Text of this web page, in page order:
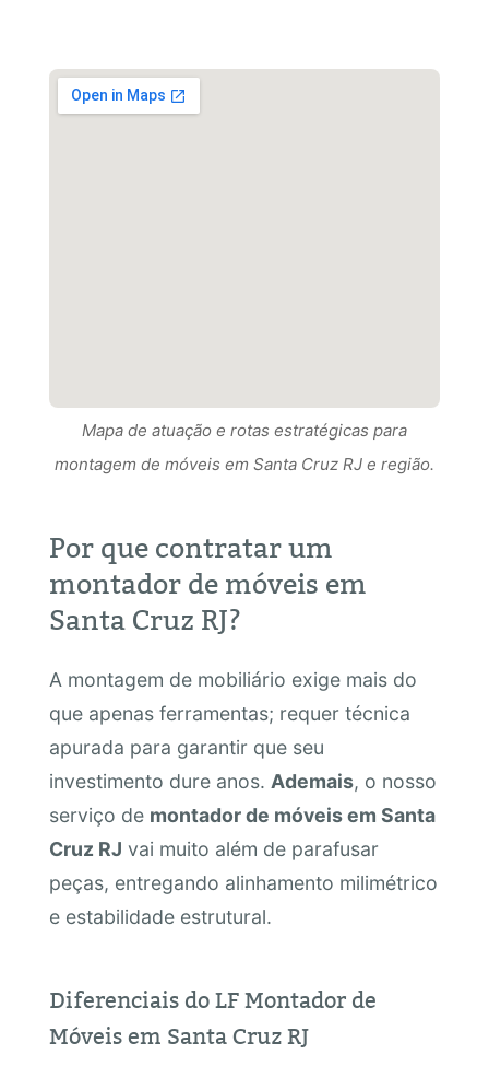
Mapa de atuação e rotas estratégicas para
Mapa de atuação e rotas estratégicas para
Mapa de atuação e rotas estratégicas para
montagem de móveis em Santa Cruz RJ e região.
Por que contratar um
montador de móveis em
Santa Cruz RJ?
A montagem de mobiliário exige mais do
que apenas ferramentas; requer técnica
apurada para garantir que seu
investimento dure anos. Ademais, o nosso
serviço de montador de móveis em Santa
Cruz RJ vai muito além de parafusar
peças, entregando alinhamento milimétrico
e estabilidade estrutural.
Diferenciais do LF Montador de
Móveis em Santa Cruz RJ